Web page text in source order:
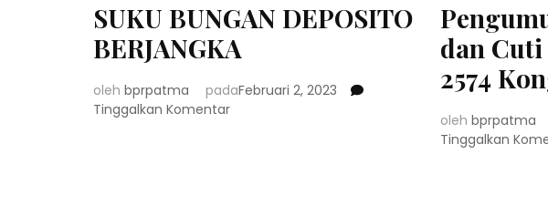
SUKU BUNGAN DEPOSITO
BERJANGKA
oleh bprpatma padaFebruari 2, 2023
Tinggalkan Komentarpada
dan
2574
oleh bprpatma
Tinggalkan